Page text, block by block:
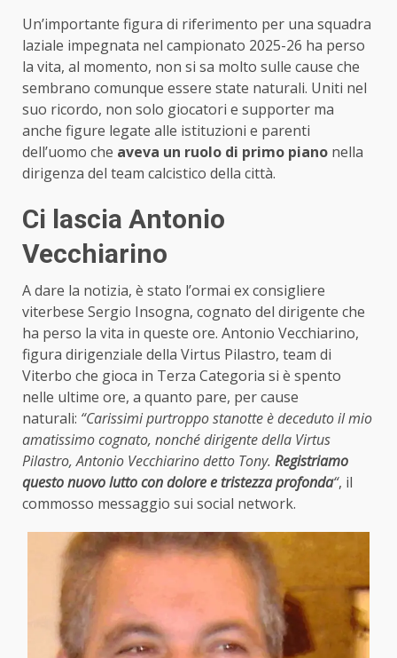
Un’importante figura di riferimento per una squadra
laziale impegnata nel campionato 2025-26 ha perso
la vita, al momento, non si sa molto sulle cause che
sembrano comunque essere state naturali. Uniti nel
suo ricordo, non solo giocatori e supporter ma
anche figure legate alle istituzioni e parenti
dell’uomo che aveva un ruolo di primo piano nella
dirigenza del team calcistico della città.
Ci lascia Antonio
Vecchiarino
A dare la notizia, è stato l’ormai ex consigliere
viterbese Sergio Insogna, cognato del dirigente che
ha perso la vita in queste ore. Antonio Vecchiarino,
figura dirigenziale della Virtus Pilastro, team di
Viterbo che gioca in Terza Categoria si è spento
nelle ultime ore, a quanto pare, per cause
naturali: “Carissimi purtroppo stanotte è deceduto il mio
amatissimo cognato, nonché dirigente della Virtus
Pilastro, Antonio Vecchiarino detto Tony. Registriamo
questo nuovo lutto con dolore e tristezza profonda“, il
commosso messaggio sui social network.